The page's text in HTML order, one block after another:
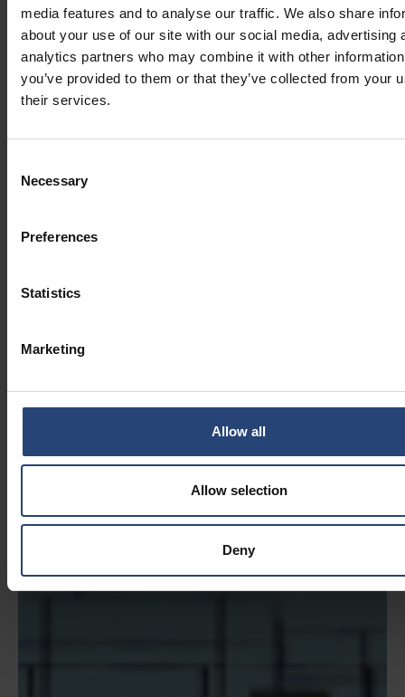
media features and to analyse our traffic. We also share
about your use of our site with our social media, advertising
analytics partners who may combine it with other
you’ve provided to them or that they’ve collected from your
their services.
Selection
Necessary
Preferences
Statistics
Marketing
Allow all
Allow selection
Deny